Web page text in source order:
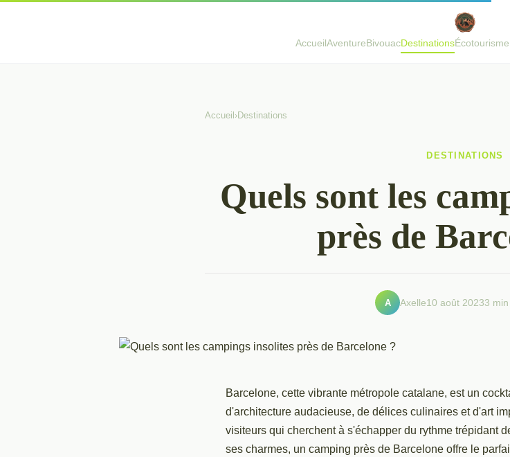
AccueilAventureBivouacDestinationsÉcotourisme
Accueil ›Destinations
DESTINATIONS
Quels sont les
près de
A Axelle10 août 20233
Barcelone, cette vibrante métropole catalane, est un
d'architecture audacieuse, de délices culinaires et d'art
visiteurs qui cherchent à s'échapper du rythme trépidant
ses charmes, un camping près de Barcelone offre le